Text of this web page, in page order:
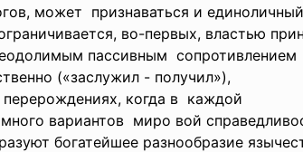
может признаваться и
во-первых, властью
пассивным сопротивлением
(«заслужил - получил»),
когда в каждой
вариантов миро вой
богатейшее разнообразие